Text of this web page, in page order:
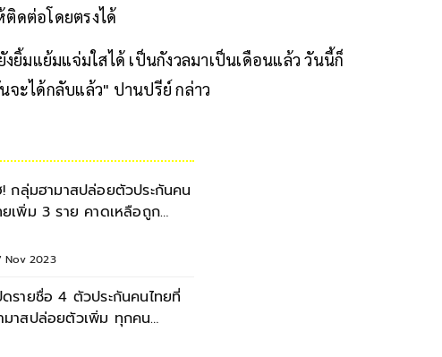
ติดต่อโดยตรงได้
มแย้มแจ่มใสได้ เป็นกังวลมาเป็นเดือนแล้ว วันนี้ก็
จะได้กลับแล้ว" ปานปรีย์ กล่าว
! กลุ่มฮามาสปล่อยตัวประกันคน
ยเพิ่ม 3 ราย คาดเหลือถูก
Nov 2023
ดรายชื่อ 4 ตัวประกันคนไทยที่
มาสปล่อยตัวเพิ่ม ทุกคน